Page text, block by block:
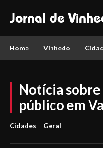
Jornal de
Home Vinhedo
Notícia
público em
Cidades Geral